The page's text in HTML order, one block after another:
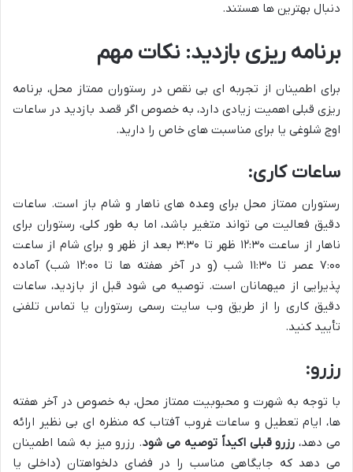
دنبال بهترین ها هستند.
برنامه ریزی بازدید: نکات مهم
برای اطمینان از تجربه ای بی نقص در رستوران ممتاز محل، برنامه
ریزی قبلی اهمیت زیادی دارد، به خصوص اگر قصد بازدید در ساعات
اوج شلوغی یا برای مناسبت های خاص را دارید.
ساعات کاری:
رستوران ممتاز محل برای وعده های ناهار و شام باز است. ساعات
دقیق فعالیت می تواند متغیر باشد، اما به طور کلی، رستوران برای
ناهار از ساعت ۱۲:۳۰ ظهر تا ۳:۳۰ بعد از ظهر و برای شام از ساعت
۷:۰۰ عصر تا ۱۱:۳۰ شب (و در آخر هفته ها تا ۱۲:۰۰ شب) آماده
پذیرایی از میهمانان است. توصیه می شود قبل از بازدید، ساعات
دقیق کاری را از طریق وب سایت رسمی رستوران یا تماس تلفنی
تأیید کنید.
رزرو:
با توجه به شهرت و محبوبیت ممتاز محل، به خصوص در آخر هفته
ها، ایام تعطیل و ساعات غروب آفتاب که منظره ای بی نظیر ارائه
می دهد، رزرو قبلی اکیداً توصیه می شود. رزرو میز به شما اطمینان
می دهد که جایگاهی مناسب را در فضای دلخواهتان (داخلی یا